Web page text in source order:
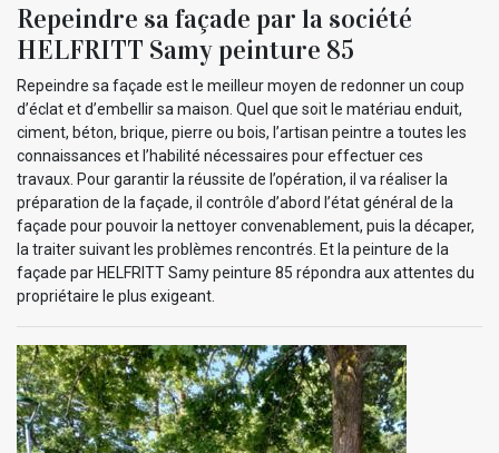
Repeindre sa façade par la société
HELFRITT Samy peinture 85
Repeindre sa façade est le meilleur moyen de redonner un coup
d’éclat et d’embellir sa maison. Quel que soit le matériau enduit,
ciment, béton, brique, pierre ou bois, l’artisan peintre a toutes les
connaissances et l’habilité nécessaires pour effectuer ces
travaux. Pour garantir la réussite de l’opération, il va réaliser la
préparation de la façade, il contrôle d’abord l’état général de la
façade pour pouvoir la nettoyer convenablement, puis la décaper,
la traiter suivant les problèmes rencontrés. Et la peinture de la
façade par HELFRITT Samy peinture 85 répondra aux attentes du
propriétaire le plus exigeant.